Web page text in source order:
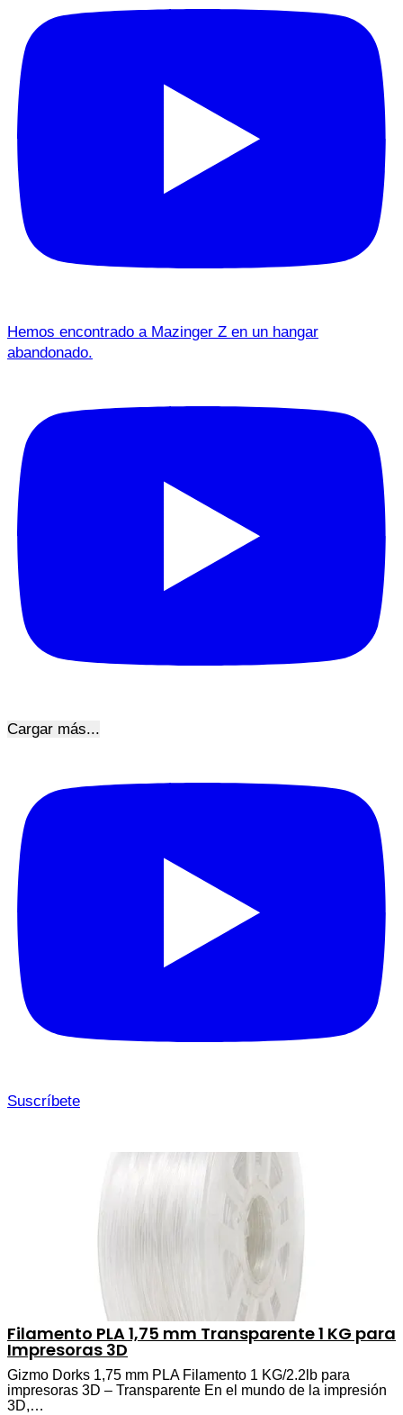
Hemos encontrado a Mazinger Z en un hangar
abandonado.
Cargar más...
Suscríbete
Filamento PLA 1,75 mm Transparente 1 KG para
Impresoras 3D
Gizmo Dorks 1,75 mm PLA Filamento 1 KG/2.2lb para
impresoras 3D – Transparente En el mundo de la impresión
3D,…